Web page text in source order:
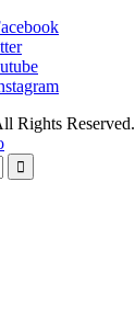
Rights Reserved.